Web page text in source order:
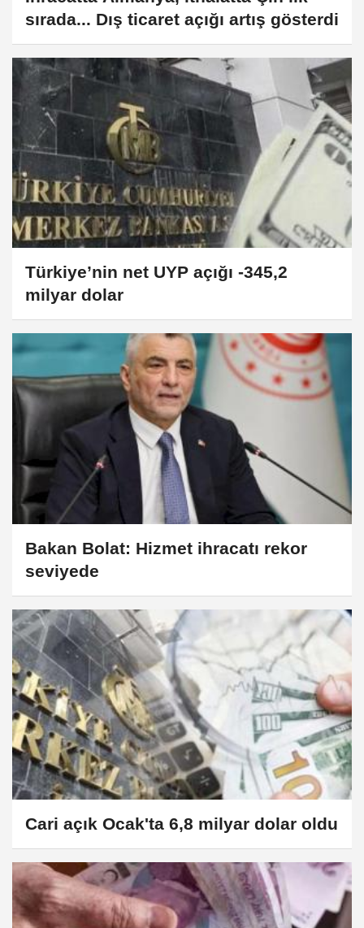
sırada... Dış ticaret açığı artış gösterdi
Türkiye’nin net UYP açığı -345,2
milyar dolar
Bakan Bolat: Hizmet ihracatı rekor
seviyede
Cari açık Ocak'ta 6,8 milyar dolar oldu